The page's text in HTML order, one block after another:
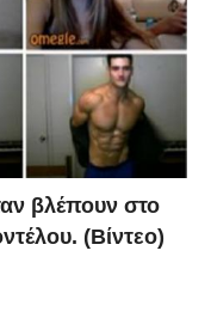
βλέπουν στο
(Βίντεο)